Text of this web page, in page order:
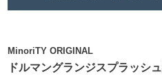
MinoriTY ORIGINAL
ドルマングランジスプラッシ